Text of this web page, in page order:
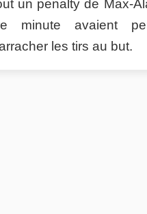
un penalty de Max-
minute avaient
les tirs au but.